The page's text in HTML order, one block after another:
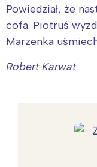
Powiedział, że
cofa. Piotruś
Marzenka
Robert Karwat